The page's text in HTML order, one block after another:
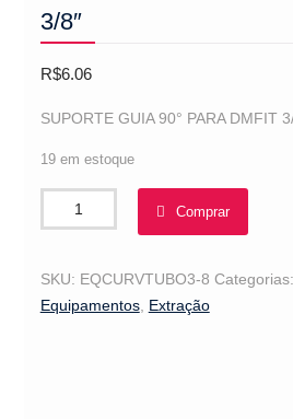
3/8″
R$6.06
SUPORTE GUIA 90° PARA DMFIT
19 em estoque
AFBC06
-
guia
90
Comprar
SKU: EQCURVTUBO3-8 Categorias:
Equipamentos, Extração